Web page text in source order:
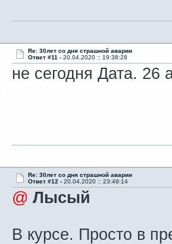
Re: 30лет со дня страшной аварии
Ответ #11 - 20.04.2020 :: 19:38:28
не сегодня Дата. 26
Re: 30лет со дня страшной аварии
Ответ #12 - 20.04.2020 :: 23:49:14
@ Лысый
В курсе. Просто в